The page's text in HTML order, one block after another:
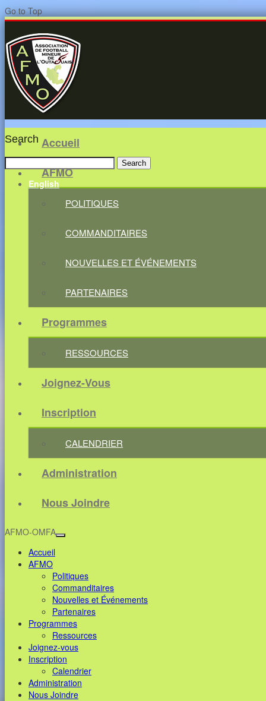
Go to Top
Search
Search
English
Accueil
AFMO
POLITIQUES
COMMANDITAIRES
NOUVELLES ET ÉVÉNEMENTS
PARTENAIRES
Programmes
RESSOURCES
Joignez-Vous
Inscription
CALENDRIER
Administration
Nous Joindre
AFMO-OMFA
Accueil
AFMO
Politiques
Commanditaires
Nouvelles et Événements
Partenaires
Programmes
Ressources
Joignez-vous
Inscription
Calendrier
Administration
Nous Joindre